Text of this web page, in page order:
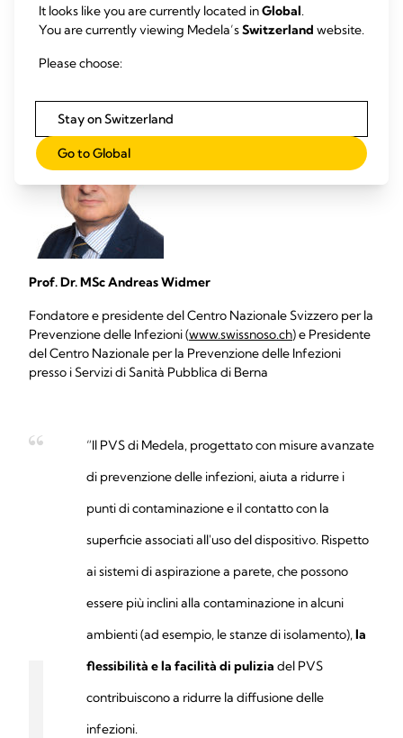
Cosa dice l'esperto?
Prof. Dr. MSc Andreas Widmer
Fondatore e presidente del Centro Nazionale Svizzero per la
Prevenzione delle Infezioni (www.swissnoso.ch) e Presidente
del Centro Nazionale per la Prevenzione delle Infezioni
presso i Servizi di Sanità Pubblica di Berna
“Il PVS di Medela, progettato con misure avanzate
di prevenzione delle infezioni, aiuta a ridurre i
punti di contaminazione e il contatto con la
superficie associati all'uso del dispositivo. Rispetto
ai sistemi di aspirazione a parete, che possono
essere più inclini alla contaminazione in alcuni
ambienti (ad esempio, le stanze di isolamento), la
flessibilità e la facilità di pulizia del PVS
contribuiscono a ridurre la diffusione delle
infezioni.
It looks like you are currently located inGlobal.
You are currently viewing Medela’sSwitzerland website.
Please choose:
Stay on Switzerland
Go to Global